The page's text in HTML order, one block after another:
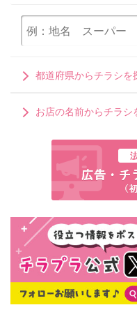
都道府県からチラシを
お店の名前からチラシ